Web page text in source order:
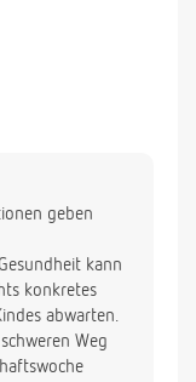
geben
kann
konkretes
abwarten.
Weg